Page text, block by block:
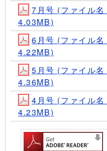
7月号 (ファイル
4.03MB)
6月号 (ファイル
4.22MB)
5月号 (ファイル
4.36MB)
4月号 (ファイル
4.23MB)